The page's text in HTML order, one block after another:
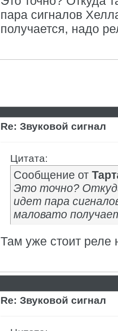
пара сигналов
получается, надо
Re: Звуковой сигнал
Цитата:
Сообщение от
Это точно?
идет пара
маловато
Там уже стоит реле
Re: Звуковой сигнал